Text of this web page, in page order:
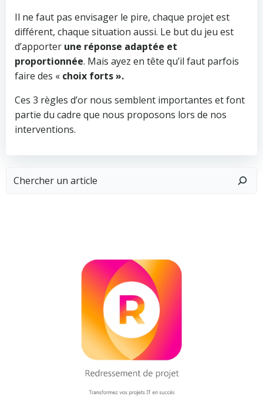
Il ne faut pas envisager le pire, chaque projet est
différent, chaque situation aussi. Le but du jeu est
d’apporter une réponse adaptée et
proportionnée. Mais ayez en tête qu’il faut parfois
faire des « choix forts ».
Ces 3 règles d’or nous semblent importantes et font
partie du cadre que nous proposons lors de nos
interventions.